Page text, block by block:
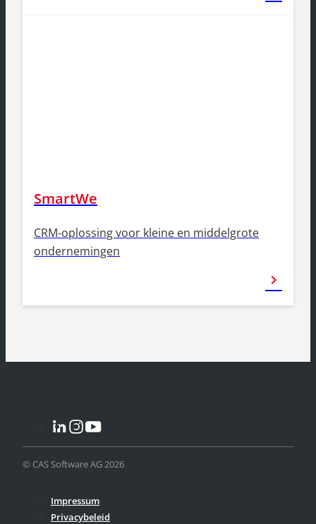
SmartWe
CRM-oplossing voor kleine en middelgrote
ondernemingen
chevron_right
© CAS Software AG 2026
Impressum
Privacybeleid